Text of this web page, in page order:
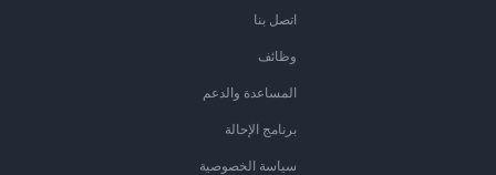
اتصل بنا
وظائف
المساعدة والدعم
برنامج الإحالة
سياسة الخصوصية